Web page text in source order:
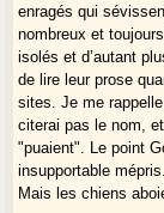
enragés qui
nombreux et
isolés et d’autant
de lire leur prose
sites. Je me
citerai pas le nom,
"puaient". Le point
insupportable mépris.
Mais les chiens